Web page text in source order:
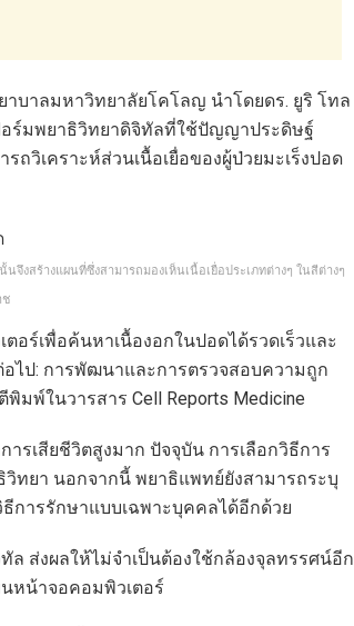
บาลมหาวิทยาลัยโคโลญ นำโดยดร. ยูริ โทล
อร์มพยาธิวิทยาดิจิทัลที่ใช้ปัญญาประดิษฐ์
เคราะห์ส่วนเนื้อเยื่อของผู้ป่วยมะเร็งปอด
งสร้างแผนที่ซึ่งสามารถมองเห็นเนื้อเยื่อประเภทต่างๆ ในสีต่างๆ
ช
อร์เพื่อค้นหาเนื้องอกในปอดได้รวดเร็วและ
อไป: การพัฒนาและการตรวจสอบความถูก
พ์ในวารสาร Cell Reports Medicine
รเสียชีวิตสูงมาก ปัจจุบัน การเลือกวิธีการ
ทยา นอกจากนี้ พยาธิแพทย์ยังสามารถระบุ
การรักษาแบบเฉพาะบุคคลได้อีกด้วย
ส่งผลให้ไม่จำเป็นต้องใช้กล้องจุลทรรศน์อีก
หน้าจอคอมพิวเตอร์